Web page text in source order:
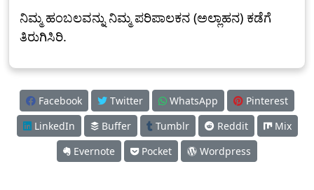
ನಿಮ್ಮ ಹಂಬಲವನ್ನು ನಿಮ್ಮ ಪರಿಪಾಲಕನ (ಅಲ್ಲಾಹನ) ಕಡೆಗೆ
ತಿರುಗಿಸಿರಿ.
Facebook Twitter WhatsApp
Pinterest
LinkedIn
Buffer Tumblr Reddit
Mix
Evernote
Pocket Wordpress